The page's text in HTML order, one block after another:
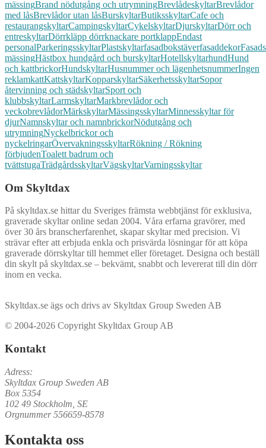
mässingBrand nödutgång och utrymningBrevlådeskyltarBrevlådor
med låsBrevlådor utan låsBurskyltarButiksskyltarCafe och
restaurangskyltarCampingskyltarCykelskyltarDjurskyltarDörr och
entreskyltarDörrkläpp dörrknackare portklappEndast
personalParkeringsskyltarPlastskyltarfasadbokstäverfasaddekor
mässingHästbox hundgård och burskyltarHotellskyltarhundHund
och kattbrickorHundskyltarHusnummer och lägenhetsnummerIngen
reklamkattKattskyltarKopparskyltarSäkerhetsskyltarSopor
återvinning och städskyltarSport och
klubbskyltarLarmskyltarMarkbrevlådor och
veckobrevlådorMärkskyltarMässingsskyltarMinnesskyltar för
djurNamnskyltar och namnbrickorNödutgång och
utrymningNyckelbrickor och
nyckelringarÖvervakningsskyltarRökning / Rökning
förbjudenToalett badrum och
tvättstugaTrädgårdsskyltarVägskyltarVarningsskyltar
Om Skyltdax
På skyltdax.se hittar du Sveriges främsta webbtjänst för exklusiva,
graverade skyltar online sedan 2004. Våra erfarna gravörer, med
över 30 års branscherfarenhet, skapar skyltar med precision. Vi
strävar efter att erbjuda enkla och prisvärda lösningar för att köpa
graverade dörrskyltar till hemmet eller företaget. Designa och beställ
din skylt på skyltdax.se – bekvämt, snabbt och levererat till din dörr
inom en vecka.
Skyltdax.se ägs och drivs av Skyltdax Group Sweden AB
© 2004-2026 Copyright Skyltdax Group AB
Kontakt
Adress:
Skyltdax Group Sweden AB
Box 5354
102 49 Stockholm, SE
Orgnummer 556659-8578
Kontakta oss